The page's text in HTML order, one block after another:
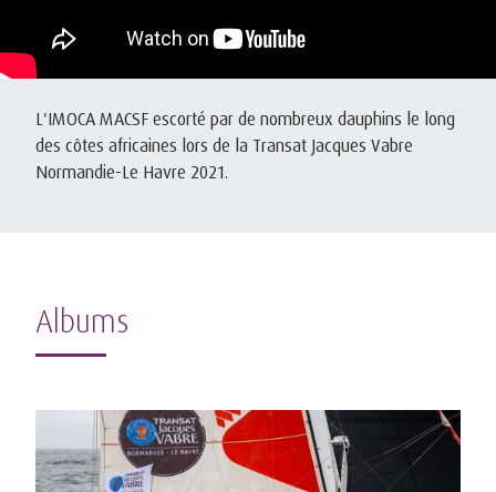
L'IMOCA MACSF escorté par de nombreux dauphins le long
des côtes africaines lors de la Transat Jacques Vabre
Normandie-Le Havre 2021.
Albums